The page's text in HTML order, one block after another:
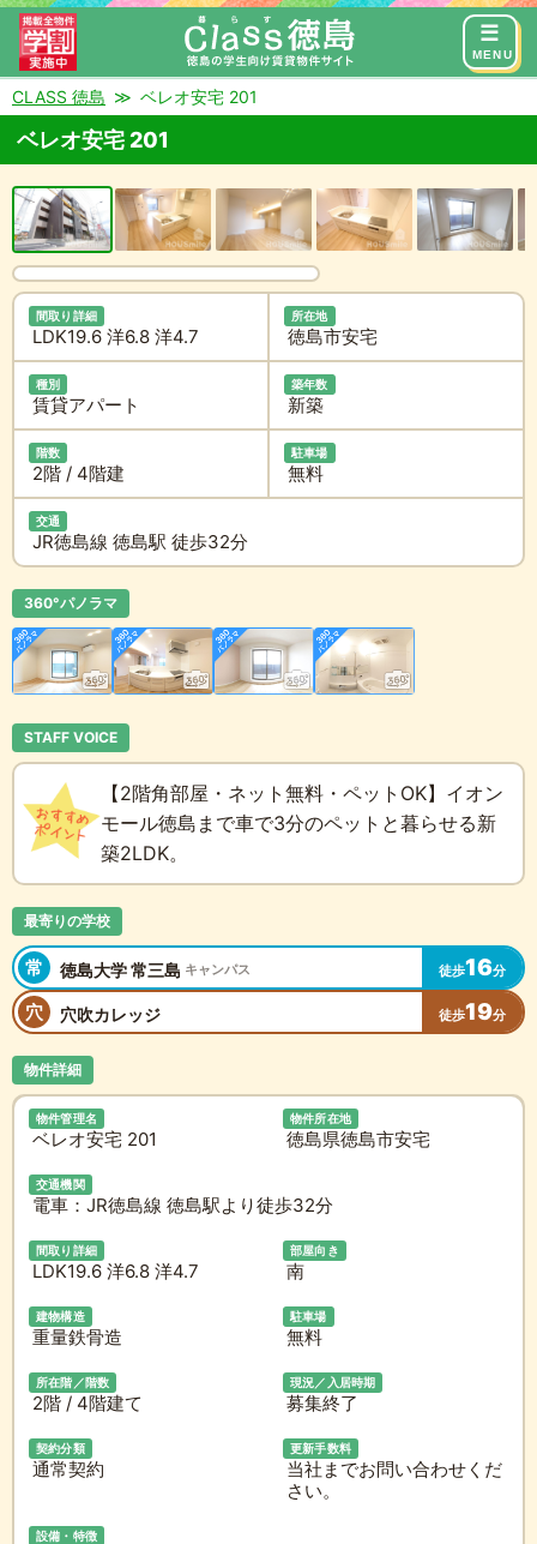
MENU
来店予約 お問い合わせ
CLASS 徳島 ベレオ安宅 201
ベレオ安宅 201
間取り詳細
LDK19.6 洋6.8 洋4.7
所在地
徳島市安宅
種別
賃貸アパート
築年数
新築
階数
2階 / 4階建
駐車場
無料
交通
JR徳島線 徳島駅 徒歩32分
360°パノラマ
STAFF VOICE
【2階角部屋・ネット無料・ペットOK】イオン
モール徳島まで車で3分のペットと暮らせる新
築2LDK。
最寄りの学校
常 徳島大学 常三島 キャンパス 徒歩16分
穴 穴吹カレッジ 徒歩19分
物件詳細
物件管理名
ベレオ安宅 201
物件所在地
徳島県徳島市安宅
交通機関
電車：JR徳島線 徳島駅より徒歩32分
間取り詳細
LDK19.6 洋6.8 洋4.7
部屋向き
南
建物構造
重量鉄骨造
駐車場
無料
所在階／階数
2階 / 4階建て
現況／入居時期
募集終了
契約分類
通常契約
更新手数料
当社までお問い合わせくだ
さい。
設備・特徴